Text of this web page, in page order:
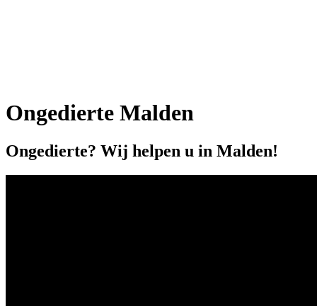
Ongedierte Malden
Ongedierte? Wij helpen u in Malden!